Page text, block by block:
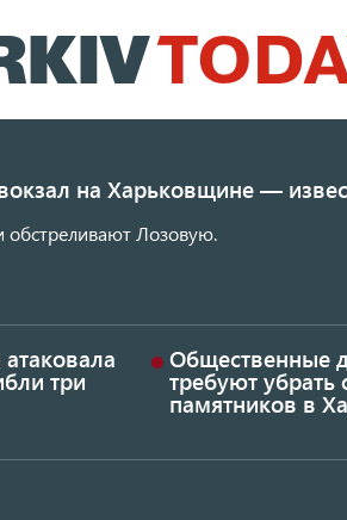
к
основному
на Харьковщине —
обстреливают Лозовую.
три
Общественные
требуют убрать
памятников в